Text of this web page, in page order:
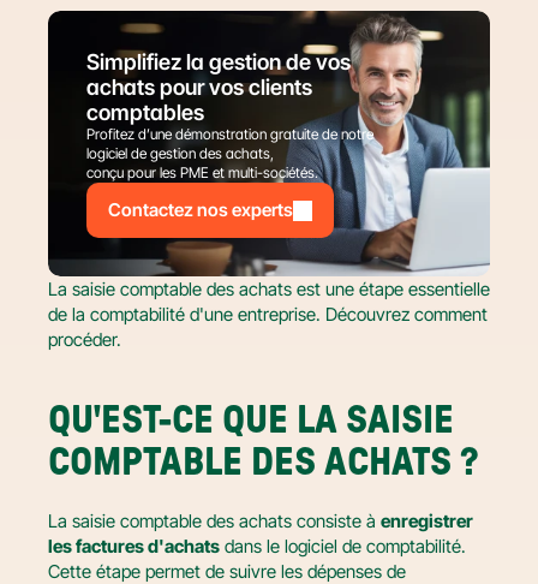
Simplifiez la gestion de vos
achats pour vos clients
comptables
Profitez d’une démonstration gratuite de notre
logiciel de gestion des achats,
conçu pour les PME et multi-sociétés.
Contactez nos experts
La saisie comptable des achats est une étape essentielle
de la comptabilité d'une entreprise. Découvrez comment
procéder.
QU'EST-CE QUE LA SAISIE
COMPTABLE DES ACHATS ?
La saisie comptable des achats consiste à enregistrer
les factures d'achats dans le logiciel de comptabilité.
Cette étape permet de suivre les dépenses de